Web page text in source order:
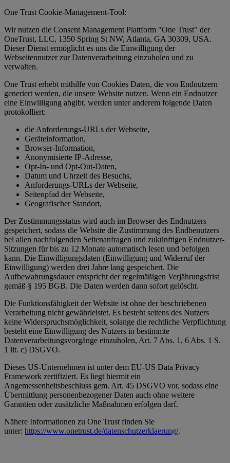
One Trust Cookie-Management-Tool:
Wir nutzen die Consent Management Plattform "One Trust" der
OneTrust, LLC, 1350 Spring St NW, Atlanta, GA 30309, USA.
Dieser Dienst ermöglicht es uns die Einwilligung der
Webseitennutzer zur Datenverarbeitung einzuholen und zu
verwalten.
One Trust erhebt mithilfe von Cookies Daten, die von Endnutzern
generiert werden, die unsere Website nutzen. Wenn ein Endnutzer
eine Einwilligung abgibt, werden unter anderem folgende Daten
protokolliert:
die Anforderungs-URLs der Webseite,
Geräteinformation,
Browser-Information,
Anonymisierte IP-Adresse,
Opt-In- und Opt-Out-Daten,
Datum und Uhrzeit des Besuchs,
Anforderungs-URLs der Webseite,
Seitenpfad der Webseite,
Geografischer Standort,
Der Zustimmungsstatus wird auch im Browser des Endnutzers
gespeichert, sodass die Website die Zustimmung des Endbenutzers
bei allen nachfolgenden Seitenanfragen und zukünftigen Endnutzer-
Sitzungen für bis zu 12 Monate automatisch lesen und befolgen
kann. Die Einwilligungsdaten (Einwilligung und Widerruf der
Einwilligung) werden drei Jahre lang gespeichert. Die
Aufbewahrungsdauer entspricht der regelmäßigen Verjährungsfrist
gemäß § 195 BGB. Die Daten werden dann sofort gelöscht.
Die Funktionsfähigkeit der Website ist ohne der beschriebenen
Verarbeitung nicht gewährleistet. Es besteht seitens des Nutzers
keine Widerspruchsmöglichkeit, solange die rechtliche Verpflichtung
besteht eine Einwilligung des Nutzers in bestimmte
Datenverarbeitungsvorgänge einzuholen, Art. 7 Abs. 1, 6 Abs. 1 S.
1 lit. c) DSGVO.
Dieses US-Unternehmen ist unter dem EU-US Data Privacy
Framework zertifiziert. Es liegt hiermit ein
Angemessenheitsbeschluss gem. Art. 45 DSGVO vor, sodass eine
Übermittlung personenbezogener Daten auch ohne weitere
Garantien oder zusätzliche Maßnahmen erfolgen darf.
Nähere Informationen zu One Trust finden Sie
unter: https://www.onetrust.de/datenschutzerklaerung/.